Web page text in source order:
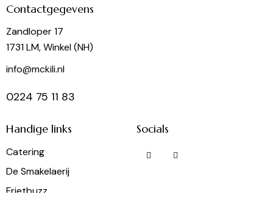
Contactgegevens
Zandloper 17
1731 LM, Winkel (NH)
info@mckili.nl
0224 75 11 83
Handige links
Catering
De Smakelaerij
Frietbuzz
Socials